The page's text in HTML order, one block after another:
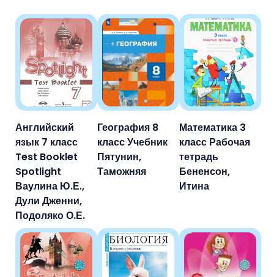
Английский
язык 7 класс
Test Booklet
Spotlight
Ваулина Ю.Е.,
Дули Дженни,
Подоляко О.Е.
География 8
класс Учебник
Пятунин,
Таможняя
Математика 3
класс Рабочая
тетрадь
Бененсон,
Итина